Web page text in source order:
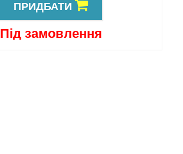
ПРИДБАТИ
Під замовлення